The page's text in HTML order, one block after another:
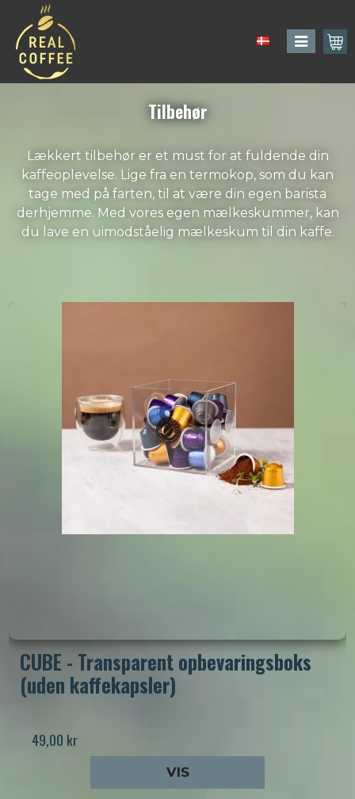
Tilbehør
Lækkert tilbehør er et must for at fuldende din
kaffeoplevelse. Lige fra en termokop, som du kan
tage med på farten, til at være din egen barista
derhjemme. Med vores egen mælkeskummer, kan
du lave en uimodståelig mælkeskum til din kaffe.
CUBE - Transparent opbevaringsboks
(uden kaffekapsler)
49,00 kr
VIS